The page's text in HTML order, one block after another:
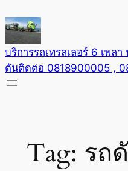
to
content
บริการรถเทรลเลอร์ 6 เพ
ตันติดต่อ 0818900005 ,
Tag: รถ